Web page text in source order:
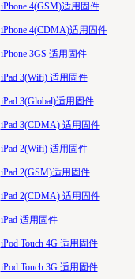
iPhone 4(GSM)适用固件
iPhone 4(CDMA)适用固件
iPhone 3GS 适用固件
iPad 3(Wifi) 适用固件
iPad 3(Global)适用固件
iPad 3(CDMA) 适用固件
iPad 2(Wifi) 适用固件
iPad 2(GSM)适用固件
iPad 2(CDMA) 适用固件
iPad 适用固件
iPod Touch 4G 适用固件
iPod Touch 3G 适用固件